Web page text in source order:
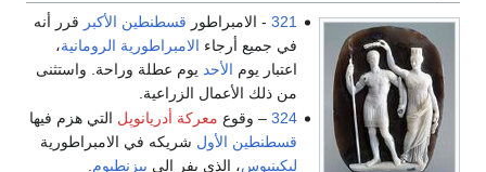
321- الامبراطور قسطنطين الأكبر قرر أنه
في جميع أرجاء الامبراطورية الرومانية،
اعتبار يوم الأحد يوم عطلة وراحة. واستثنى
من ذلك الأعمال الزراعية.
324– وقوع معركة أدريانوپل التي هزم فيها
قسطنطين الأول شريكه في الامبراطورية
ليكينيوس، الذي يفر إلى بيزنطيوم